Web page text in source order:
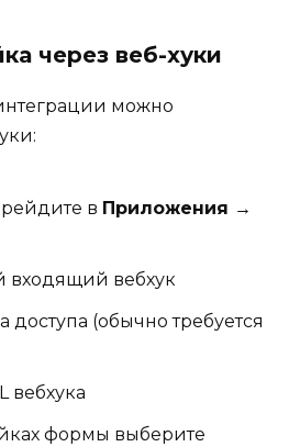
через веб-хуки
можно
в Приложения →
входящий вебхук
доступа (обычно требуется
вебхука
формы выберите